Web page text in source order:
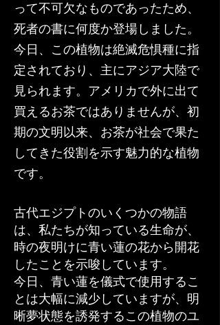
って不可欠なものであったため、
死者の書に何度か登場しました。
今日、この植物は絶滅危惧種に指
定されており、主にアジア大陸で
見られます。アメリカで外に出て
買えるお茶ではありませんが、初
期の文明以来、お茶が社会で果た
してきた役割を示す魅力的な植物
です。
古代エジプトのいくつかの物語
は、私たちが知っている生命が、
時の夜明けに青い蓮の花から開花
したことを示唆しています。
今日、青い蓮を儀式で使用するこ
とは大幅に減少していますが、明
晰夢状態を誘発するこの植物のユ